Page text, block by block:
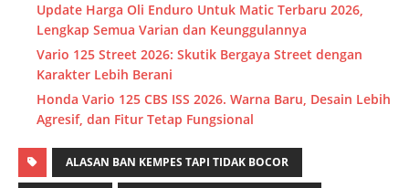
Update Harga Oli Enduro Untuk Matic Terbaru 2026,
Lengkap Semua Varian dan Keunggulannya
Vario 125 Street 2026: Skutik Bergaya Street dengan
Karakter Lebih Berani
Honda Vario 125 CBS ISS 2026. Warna Baru, Desain Lebih
Agresif, dan Fitur Tetap Fungsional
ALASAN BAN KEMPES TAPI TIDAK BOCOR